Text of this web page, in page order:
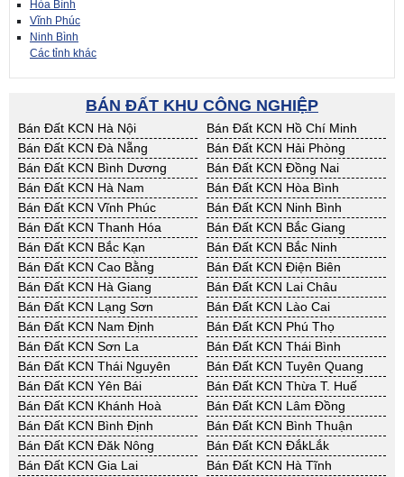
Hòa Bình
Vĩnh Phúc
Ninh Bình
Các tỉnh khác
BÁN ĐẤT KHU CÔNG NGHIỆP
Bán Đất KCN Hà Nội
Bán Đất KCN Hồ Chí Minh
Bán Đất KCN Đà Nẵng
Bán Đất KCN Hải Phòng
Bán Đất KCN Bình Dương
Bán Đất KCN Đồng Nai
Bán Đất KCN Hà Nam
Bán Đất KCN Hòa Bình
Bán Đất KCN Vĩnh Phúc
Bán Đất KCN Ninh Bình
Bán Đất KCN Thanh Hóa
Bán Đất KCN Bắc Giang
Bán Đất KCN Bắc Kạn
Bán Đất KCN Bắc Ninh
Bán Đất KCN Cao Bằng
Bán Đất KCN Điện Biên
Bán Đất KCN Hà Giang
Bán Đất KCN Lai Châu
Bán Đất KCN Lạng Sơn
Bán Đất KCN Lào Cai
Bán Đất KCN Nam Định
Bán Đất KCN Phú Thọ
Bán Đất KCN Sơn La
Bán Đất KCN Thái Bình
Bán Đất KCN Thái Nguyên
Bán Đất KCN Tuyên Quang
Bán Đất KCN Yên Bái
Bán Đất KCN Thừa T. Huế
Bán Đất KCN Khánh Hoà
Bán Đất KCN Lâm Đồng
Bán Đất KCN Bình Định
Bán Đất KCN Bình Thuận
Bán Đất KCN Đăk Nông
Bán Đất KCN ĐắkLắk
Bán Đất KCN Gia Lai
Bán Đất KCN Hà Tĩnh